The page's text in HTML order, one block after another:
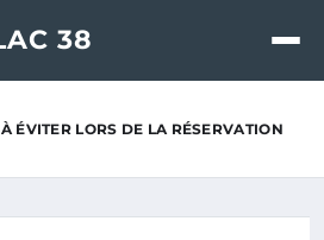
38
ÉVITER LORS DE LA RÉSERVATION